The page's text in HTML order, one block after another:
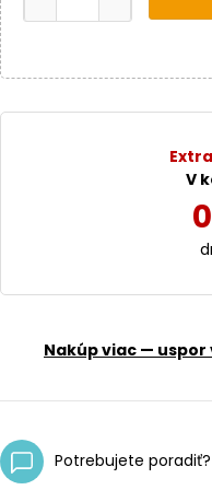
V
Nakúp viac — uspor
Potrebujete